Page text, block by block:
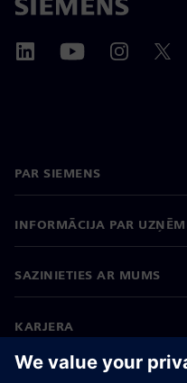
PAR SIEMENS
INFORMĀCIJA PAR
SAZINIETIES AR MUMS
KARJERA